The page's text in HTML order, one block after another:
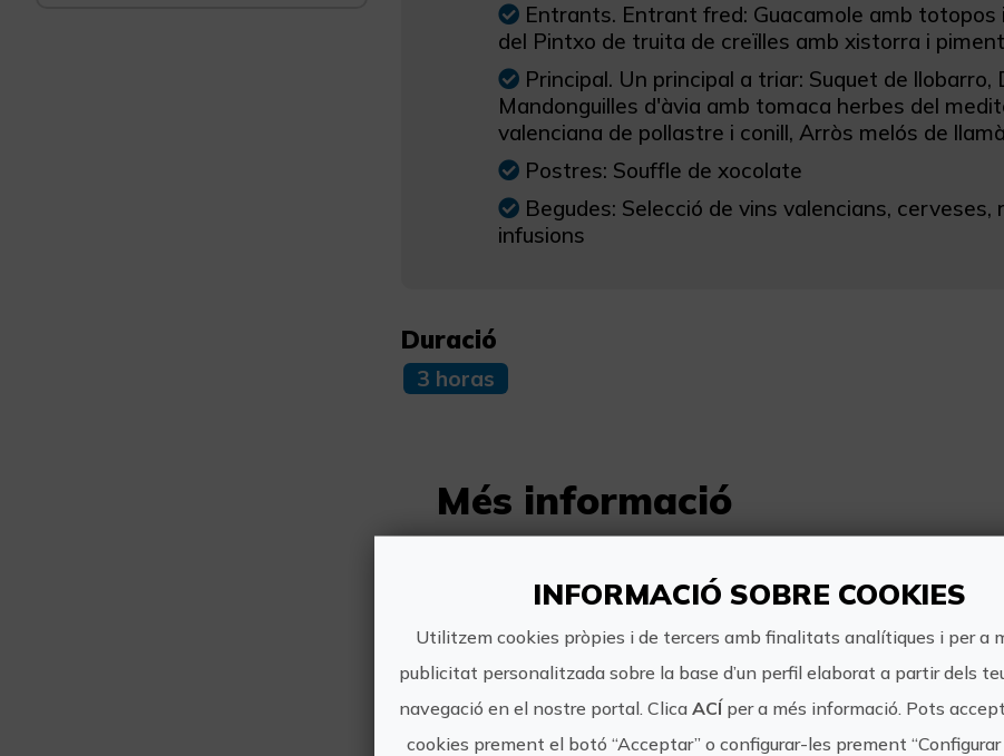
Entrants. Entrant fred: Guacamole amb
del Pintxo de truita de creïlles amb xistorra i
Principal. Un principal a triar: Suquet de
Mandonguilles d'àvia amb tomaca herbes del
valenciana de pollastre i conill, Arròs melós de
Postres: Souffle de xocolate
Begudes: Selecció de vins valencians,
infusions
Duració
3 horas
Més informació
A petició dels clientes
73,00€
INFORMACIÓ SOBRE COOKIES
Utilitzem cookies pròpies i de tercers amb finalitats analítiques i per a
publicitat personalitzada sobre la base d’un perfil elaborat a partir dels
navegació en el nostre portal. Clica ACÍper a més informació. Pots
cookies prement el botó “Acceptar” o configurar-les prement “Configurar